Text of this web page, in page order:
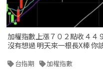
加權指數上漲７０２點收４４
沒有想過 明天來一根長X棒 你
台指期 加權指數